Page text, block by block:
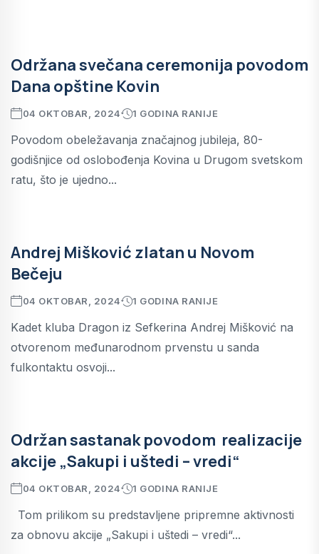
Održana svečana ceremonija povodom
Dana opštine Kovin
04 OKTOBAR, 2024 1 GODINA RANIJE
Povodom obeležavanja značajnog jubileja, 80-
godišnjice od oslobođenja Kovina u Drugom svetskom
ratu, što je ujedno...
Andrej Mišković zlatan u Novom
Bečeju
04 OKTOBAR, 2024 1 GODINA RANIJE
Kadet kluba Dragon iz Sefkerina Andrej Mišković na
otvorenom međunarodnom prvenstu u sanda
fulkontaktu osvoji...
Održan sastanak povodom realizacije
akcije „Sakupi i uštedi – vredi“
04 OKTOBAR, 2024 1 GODINA RANIJE
Tom prilikom su predstavljene pripremne aktivnosti
za obnovu akcije „Sakupi i uštedi – vredi“...